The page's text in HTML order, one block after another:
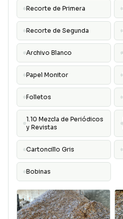
Recorte de Primera
Recorte de Segunda
Archivo Blanco
Papel Monitor
Folletos
1.10 Mezcla de Periódicos
y Revistas
Cartoncillo Gris
Bobinas